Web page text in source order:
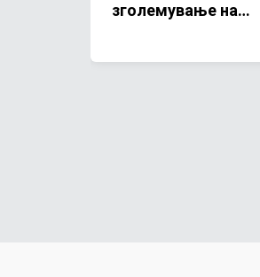
зголемување на
приватниот сектор